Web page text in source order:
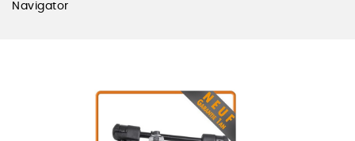
Navigator